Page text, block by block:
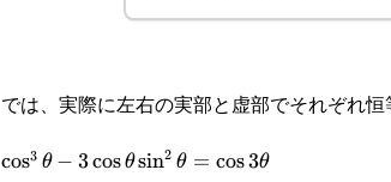
では、実際に左右の実部と虚部でそれぞれ
\cos^3\theta-
cos3 θ − 3cosθ sin2 θ = cos3θ